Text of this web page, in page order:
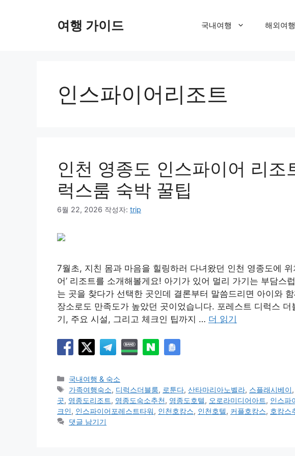
여행 가이드 국내여행 해외여행
인스파이어리조트
인천 영종도 인스파이어 리조
럭스룸 숙박 꿀팁
6월 22, 2026 작성자: trip
7월초, 지친 몸과 마음을 힐링하러 다녀왔던 인천 영종도에 위
어’ 리조트를 소개해볼게요! 아기가 있어 멀리 가기는 부담스
는 곳을 찾다가 선택한 곳인데 결론부터 말씀드리면 아이와
장소로도 만족도가 높았던 곳이었습니다. 포레스트 디럭스
기, 주요 시설, 그리고 체크인 팁까지 … 더 읽기
카
테
고
리
국내여행 & 숙소
태
그
가족여행숙소, 디럭스더블룸, 로툰다,산타마리아노벨라, 스플래시베이,
곳, 영종도리조트, 영종도숙소추천, 영종도호텔, 오로라미디어아트, 인스파
크인, 인스파이어포레스트타워, 인천호캉스, 인천호텔, 커플호캉스, 호캉스
댓글 남기기